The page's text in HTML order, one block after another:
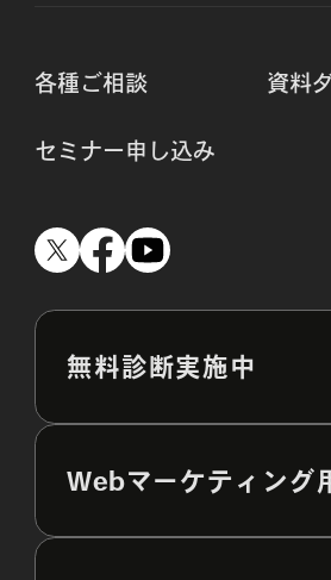
各種ご相談 資料
セミナー申し込み
無料診断実施中
Webマーケティング